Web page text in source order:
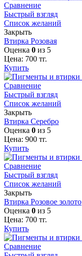
Сравнение
Быстрый взгляд
Список желаний
Закрыть
Втирка Розовая
Оценка 0 из 5
Цена: 700 тг.
Купить
Сравнение
Быстрый взгляд
Список желаний
Закрыть
Втирка Серебро
Оценка 0 из 5
Цена: 900 тг.
Купить
Сравнение
Быстрый взгляд
Список желаний
Закрыть
Втирка Розовое золото
Оценка 0 из 5
Цена: 700 тг.
Купить
Сравнение